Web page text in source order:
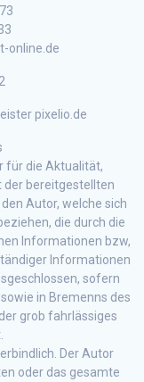
online.de
pixelio.de
für die Aktualität,
der bereitgestellten
Autor, welche sich
die durch die
Informationen bzw,
Informationen
sofern
in Bremenns des
grob fahrlässiges
Der Autor
oder das gesamte